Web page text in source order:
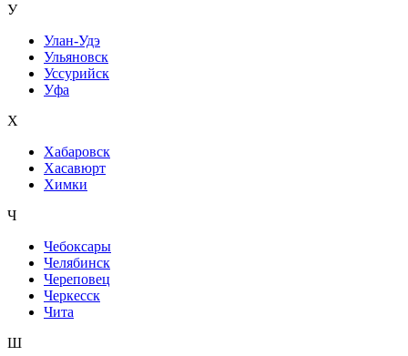
У
Улан-Удэ
Ульяновск
Уссурийск
Уфа
Х
Хабаровск
Хасавюрт
Химки
Ч
Чебоксары
Челябинск
Череповец
Черкесск
Чита
Ш